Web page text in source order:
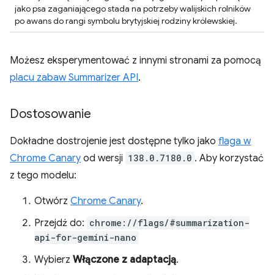
jako psa zaganiającego stada na potrzeby walijskich rolników
po awans do rangi symbolu brytyjskiej rodziny królewskiej.
Możesz eksperymentować z innymi stronami za pomocą
placu zabaw Summarizer API.
Dostosowanie
Dokładne dostrojenie jest dostępne tylko jako flaga w
Chrome Canary od wersji 138.0.7180.0 . Aby korzystać
z tego modelu:
Otwórz Chrome Canary.
Przejdź do: chrome://flags/#summarization-
api-for-gemini-nano
Wybierz Włączone z adaptacją.